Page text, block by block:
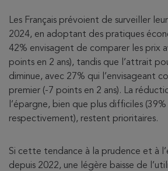
Les Français prévoient de surveiller
2024, en adoptant des pratiques
42% envisagent de comparer les prix
points en 2 ans), tandis que l’attrait
diminue, avec 27% qui l’envisageant
premier (-7 points en 2 ans). La
l’épargne, bien que plus difficiles
respectivement), restent prioritaires.
Si cette tendance à la prudence et à
depuis 2022, une légère baisse de